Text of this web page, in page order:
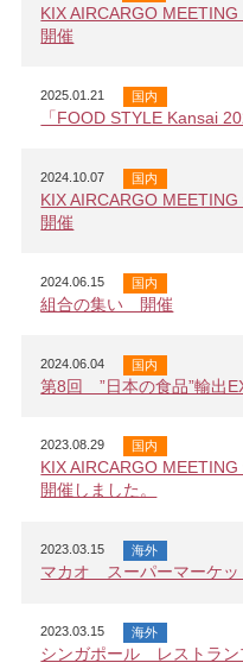
KIX AIRCARGO
開催
2025.01.21 国内
「FOOD STYLE Kansai
2024.10.07 国内
KIX AIRCARGO
開催
2024.06.15 国内
組合の集い 開催
2024.06.04 国内
第8回 ”日本の食品”輸出
2023.08.29 国内
KIX AIRCARGO
開催しました。
2023.03.15 海外
マカオ スーパーマーケ
2023.03.15 海外
シンガポール レストラン